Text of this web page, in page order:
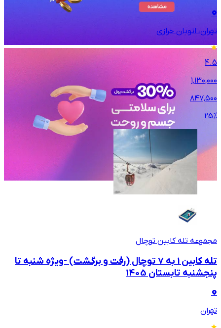
تهران، اتوبان خرازی
4.5
۱٬۱۳۰٬۰۰۰
۸۴۷٬۵۰۰
25%
مجموعه تله کابین توچال
تله کابین ۱ به 7 توچال (رفت و برگشت) -ویژه شنبه تا
پنجشنبه تابستان 1405
تهران